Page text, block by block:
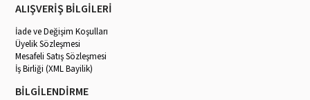
ALIŞVERİŞ BİLGİLERİ
İade ve Değişim Koşulları
Üyelik Sözleşmesi
Mesafeli Satış Sözleşmesi
İş Birliği (XML Bayilik)
BİLGİLENDİRME